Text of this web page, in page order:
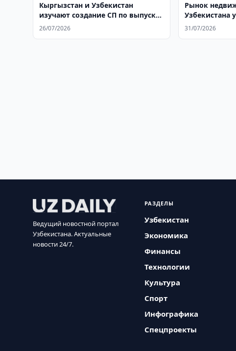
Кыргызстан и Узбекистан
изучают создание СП по выпуску
спичек
26/07/2026
Рынок
Узбекистана
31/07/2026
Ведущий новостной портал
Узбекистана. Актуальные
новости 24/7.
РАЗДЕЛЫ
Узбекистан
Экономика
Финансы
Технологии
Культура
Спорт
Инфографика
Спецпроекты